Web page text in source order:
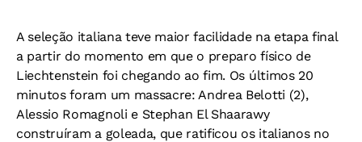
A seleção italiana teve maior facilidade na etapa final
a partir do momento em que o preparo físico de
Liechtenstein foi chegando ao fim. Os últimos 20
minutos foram um massacre: Andrea Belotti (2),
Alessio Romagnoli e Stephan El Shaarawy
construíram a goleada, que ratificou os italianos no